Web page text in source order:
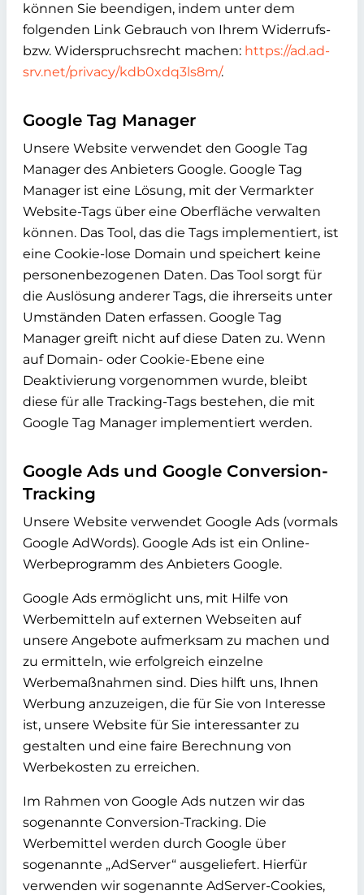
können Sie beendigen, indem unter dem
folgenden Link Gebrauch von Ihrem Widerrufs-
bzw. Widerspruchsrecht machen: https://ad.ad-
srv.net/privacy/kdb0xdq3ls8m/.
Google Tag Manager
Unsere Website verwendet den Google Tag
Manager des Anbieters Google. Google Tag
Manager ist eine Lösung, mit der Vermarkter
Website-Tags über eine Oberfläche verwalten
können. Das Tool, das die Tags implementiert, ist
eine Cookie-lose Domain und speichert keine
personenbezogenen Daten. Das Tool sorgt für
die Auslösung anderer Tags, die ihrerseits unter
Umständen Daten erfassen. Google Tag
Manager greift nicht auf diese Daten zu. Wenn
auf Domain- oder Cookie-Ebene eine
Deaktivierung vorgenommen wurde, bleibt
diese für alle Tracking-Tags bestehen, die mit
Google Tag Manager implementiert werden.
Google Ads und Google Conversion-
Tracking
Unsere Website verwendet Google Ads (vormals
Google AdWords). Google Ads ist ein Online-
Werbeprogramm des Anbieters Google.
Google Ads ermöglicht uns, mit Hilfe von
Werbemitteln auf externen Webseiten auf
unsere Angebote aufmerksam zu machen und
zu ermitteln, wie erfolgreich einzelne
Werbemaßnahmen sind. Dies hilft uns, Ihnen
Werbung anzuzeigen, die für Sie von Interesse
ist, unsere Website für Sie interessanter zu
gestalten und eine faire Berechnung von
Werbekosten zu erreichen.
Im Rahmen von Google Ads nutzen wir das
sogenannte Conversion-Tracking. Die
Werbemittel werden durch Google über
sogenannte „AdServer“ ausgeliefert. Hierfür
verwenden wir sogenannte AdServer-Cookies,